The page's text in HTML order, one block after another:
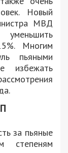
Новый
МВД
Многим
пьяными
избежать
за пьяные